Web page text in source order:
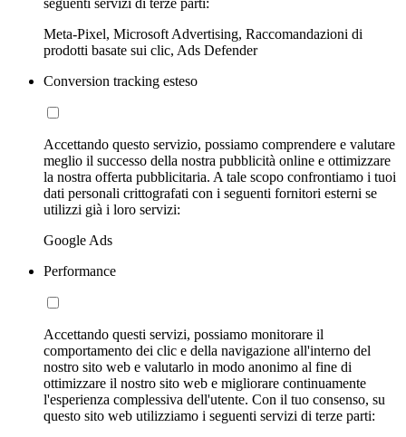
seguenti servizi di terze parti:
Meta-Pixel, Microsoft Advertising, Raccomandazioni di
prodotti basate sui clic, Ads Defender
Conversion tracking esteso
Accettando questo servizio, possiamo comprendere e valutare
meglio il successo della nostra pubblicità online e ottimizzare
la nostra offerta pubblicitaria. A tale scopo confrontiamo i tuoi
dati personali crittografati con i seguenti fornitori esterni se
utilizzi già i loro servizi:
Google Ads
Performance
Accettando questi servizi, possiamo monitorare il
comportamento dei clic e della navigazione all'interno del
nostro sito web e valutarlo in modo anonimo al fine di
ottimizzare il nostro sito web e migliorare continuamente
l'esperienza complessiva dell'utente. Con il tuo consenso, su
questo sito web utilizziamo i seguenti servizi di terze parti: